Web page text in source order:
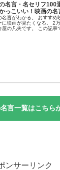
名言・名セリフ100
っこいい！映画の名
名言がわかる。 おすすめ
に映画が見たくなる。 2
屋の凡夫です。 この記事
言一覧はこちら
ンサーリンク